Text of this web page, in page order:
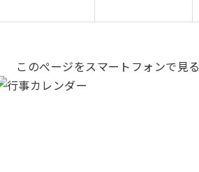
このぺージをスマートフォンで見る